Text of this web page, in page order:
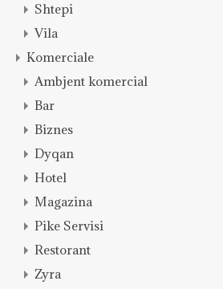
Shtepi
Vila
Komerciale
Ambjent komercial
Bar
Biznes
Dyqan
Hotel
Magazina
Pike Servisi
Restorant
Zyra